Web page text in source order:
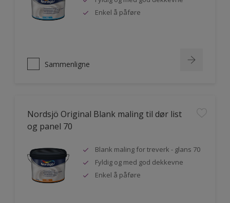
Enkel å påføre
Sammenligne
Nordsjö Original Blank maling til dør list
og panel 70
Blank maling for treverk - glans 70
Fyldig og med god dekkevne
Enkel å påføre